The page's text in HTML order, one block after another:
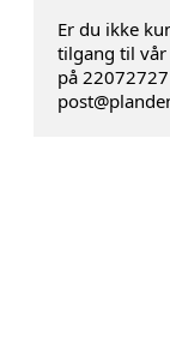
Er du ikke
tilgang til vår
på